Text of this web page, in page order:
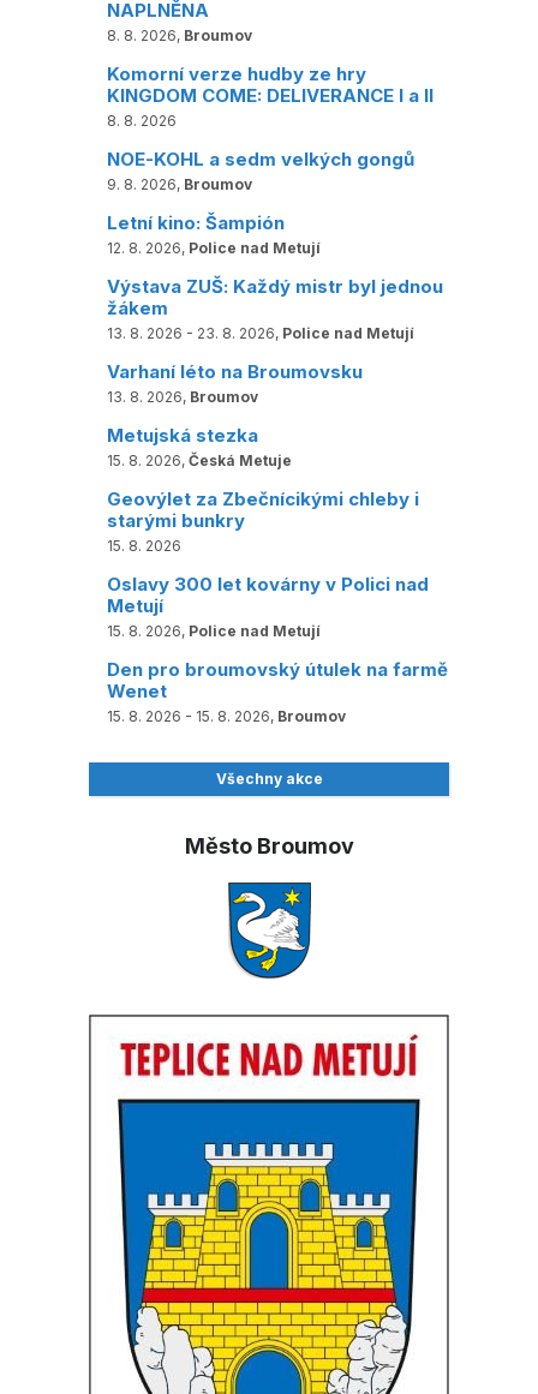
NAPLNĚNA
8. 8. 2026, Broumov
Komorní verze hudby ze hry
KINGDOM COME: DELIVERANCE I a II
8. 8. 2026
NOE-KOHL a sedm velkých gongů
9. 8. 2026, Broumov
Letní kino: Šampión
12. 8. 2026, Police nad Metují
Výstava ZUŠ: Každý mistr byl jednou
žákem
13. 8. 2026 - 23. 8. 2026, Police nad Metují
Varhaní léto na Broumovsku
13. 8. 2026, Broumov
Metujská stezka
15. 8. 2026, Česká Metuje
Geovýlet za Zbečnícikými chleby i
starými bunkry
15. 8. 2026
Oslavy 300 let kovárny v Polici nad
Metují
15. 8. 2026, Police nad Metují
Den pro broumovský útulek na farmě
Wenet
15. 8. 2026 - 15. 8. 2026, Broumov
Všechny akce
Město Broumov